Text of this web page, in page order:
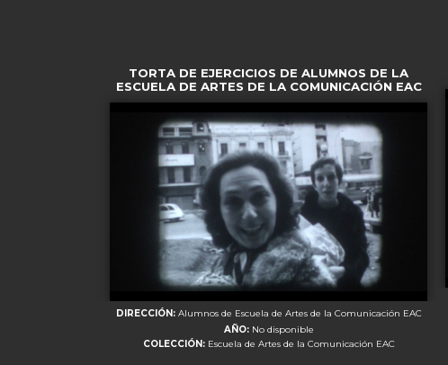
TORTA DE EJERCICIOS DE ALUMNOS DE LA
ESCUELA DE ARTES DE LA COMUNICACIÓN EAC
DIRECCIÓN: Alumnos de Escuela de Artes de la Comunicación EAC
AÑO: No disponible
COLECCIÓN: Escuela de Artes de la Comunicación EAC